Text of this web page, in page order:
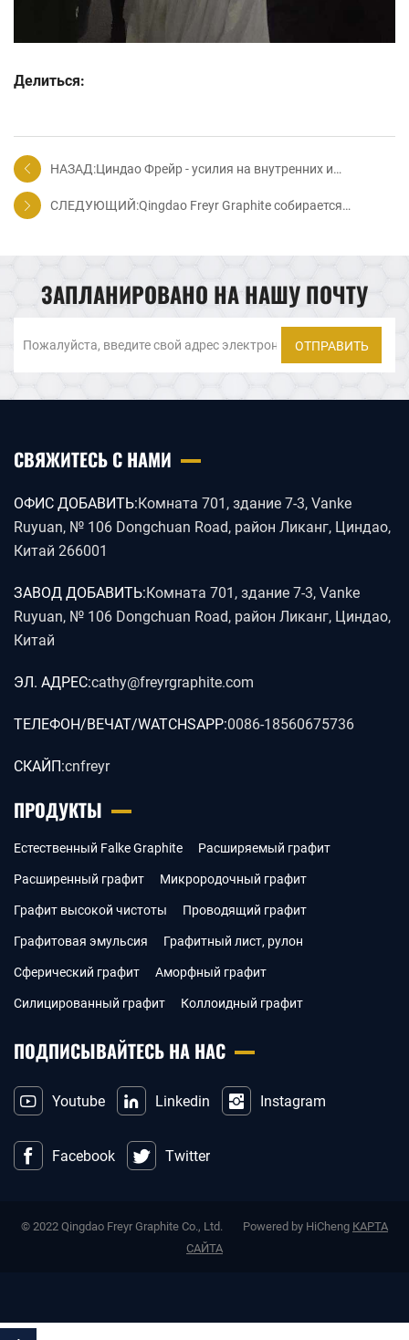
Делиться:
НАЗАД:Циндао Фрейр - усилия на внутренних и
зарубежных рынках являются самым
СЛЕДУЮЩИЙ:Qingdao Freyr Graphite собирается
Materials
ЗАПЛАНИРОВАНО НА НАШУ ПОЧТУ
ОТПРАВИТЬ
СВЯЖИТЕСЬ С НАМИ
ОФИС ДОБАВИТЬ:Комната 701, здание 7-3, Vanke
Ruyuan, № 106 Dongchuan Road, район Ликанг, Циндао,
Китай 266001
ЗАВОД ДОБАВИТЬ:Комната 701, здание 7-3, Vanke
Ruyuan, № 106 Dongchuan Road, район Ликанг, Циндао,
Китай
ЭЛ. АДРЕС:cathy@freyrgraphite.com
ТЕЛЕФОН/ВЕЧАТ/WATCHSAPP:0086-18560675736
СКАЙП:cnfreyr
ПРОДУКТЫ
Естественный Falke Graphite
Расширяемый графит
Расширенный графит
Микрородочный графит
Графит высокой чистоты
Проводящий графит
Графитовая эмульсия
Графитный лист, рулон
Сферический графит
Аморфный графит
Силицированный графит
Коллоидный графит
ПОДПИСЫВАЙТЕСЬ НА НАС
Youtube Linkedin Instagram
Facebook Twitter
© 2022 Qingdao Freyr Graphite Co., Ltd. Powered by HiCheng КАРТА
САЙТА